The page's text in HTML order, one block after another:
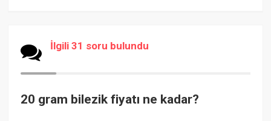
İlgili 31 soru bulundu
20 gram bilezik fiyatı ne kadar?